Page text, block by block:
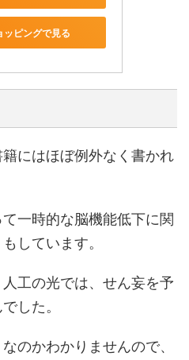
ピングで見る
にはほぼ例外なく書かれ
一時的な脳機能低下に関
しています。
工の光では、せん妄を予
した。
のかわかりませんので、